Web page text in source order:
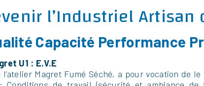
l’Industriel Artisan
Capacité Performance
U1 : E.V.E
Magret Fumé Séché, a pour vocation de